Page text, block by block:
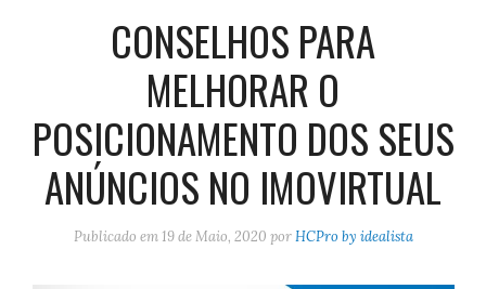
CONSELHOS PARA
MELHORAR O
POSICIONAMENTO DOS SEUS
ANÚNCIOS NO IMOVIRTUAL
Publicado em 19 de Maio, 2020 porHCPro by idealista